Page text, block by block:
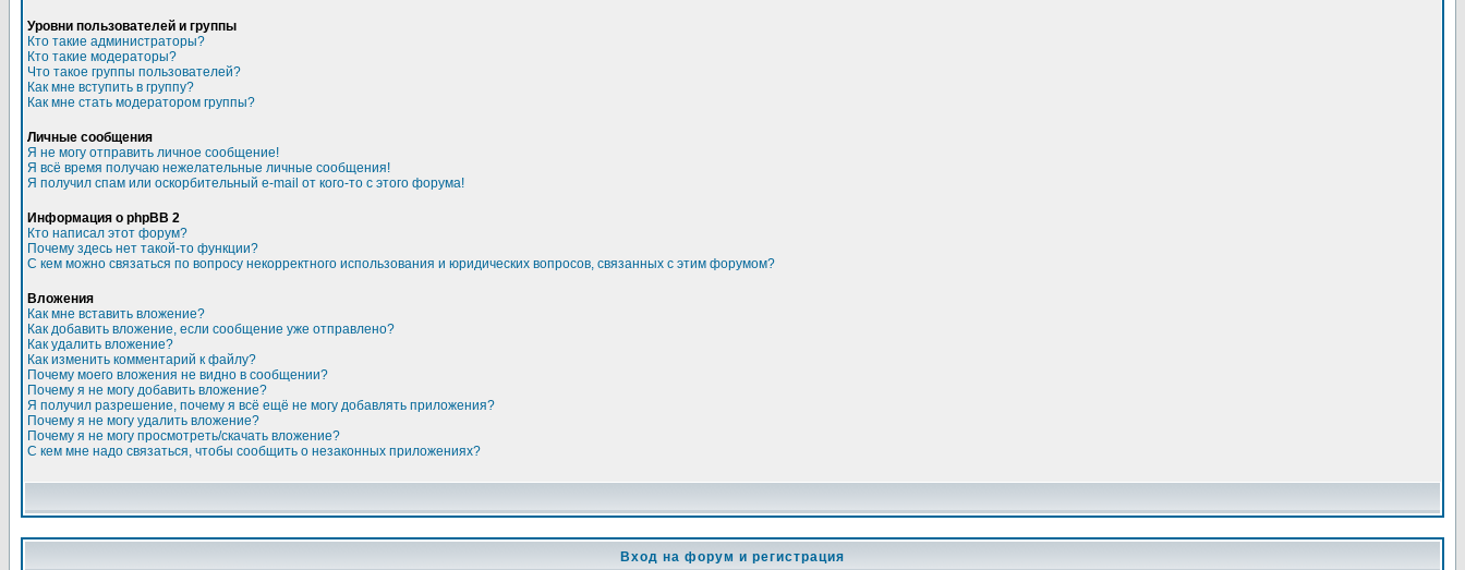
Уровни пользователей и группы
Кто такие администраторы?
Кто такие модераторы?
Что такое группы пользователей?
Как мне вступить в группу?
Как мне стать модератором группы?
Личные сообщения
Я не могу отправить личное сообщение!
Я всё время получаю нежелательные личные сообщения!
Я получил спам или оскорбительный e-mail от кого-то с этого форума!
Информация о phpBB 2
Кто написал этот форум?
Почему здесь нет такой-то функции?
С кем можно связаться по вопросу некорректного использования и юридических вопросов, связанных с этим форумом?
Вложения
Как мне вставить вложение?
Как добавить вложение, если сообщение уже отправлено?
Как удалить вложение?
Как изменить комментарий к файлу?
Почему моего вложения не видно в сообщении?
Почему я не могу добавить вложение?
Я получил разрешение, почему я всё ещё не могу добавлять приложения?
Почему я не могу удалить вложение?
Почему я не могу просмотреть/скачать вложение?
С кем мне надо связаться, чтобы сообщить о незаконных приложениях?
Вход на форум и регистрация